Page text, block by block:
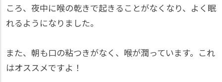
ころ、夜中に喉の乾きで起きることがなくなり、よく眠
れるようになりました。
また、朝も口の粘つきがなく、喉が潤っています。これ
はオススメですよ！